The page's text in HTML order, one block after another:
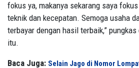
fokus ya, makanya sekarang saya
teknik dan kecepatan. Semoga usaha
terbayar dengan hasil terbaik,”
itu.
Baca Juga: Selain Jago di Nomor